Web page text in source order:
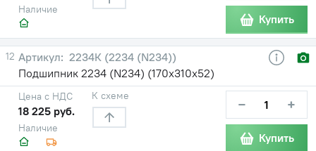
Наличие
Купить
12
2234К (2234 (N234))
Подшипник 2234 (N234) (170х310х52)
Наличие
Цена с НДС
18 225 руб.
К схеме − +
Купить